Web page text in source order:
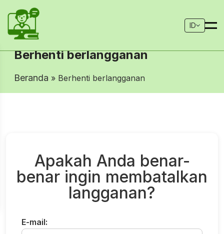
ID
Berhenti berlangganan
Beranda » Berhenti berlangganan
Apakah Anda benar-
benar ingin membatalkan
langganan?
E-mail: